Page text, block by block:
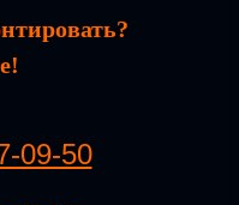
09-50